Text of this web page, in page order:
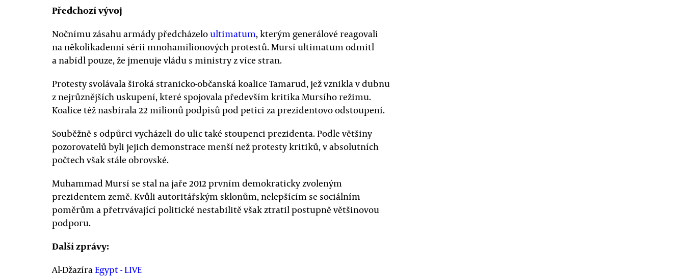
Předchozí vývoj
Nočnímu zásahu armády předcházeloultimatum, kterým generálové reagovali
na několikadenní sérii mnohamilionových protestů. Mursí ultimatum odmítl
a nabídl pouze, že jmenuje vládu s ministry z více stran.
Protesty svolávala široká stranicko-občanská koalice Tamarud, jež vznikla v dubnu
z nejrůznějších uskupení, které spojovala především kritika Mursího režimu.
Koalice též nasbírala 22 milionů podpisů pod petici za prezidentovo odstoupení.
Souběžně s odpůrci vycházeli do ulic také stoupenci prezidenta. Podle většiny
pozorovatelů byli jejich demonstrace menší než protesty kritiků, v absolutních
počtech však stále obrovské.
Muhammad Mursí se stal na jaře 2012 prvním demokraticky zvoleným
prezidentem země. Kvůli autoritářským sklonům, nelepšícím se sociálním
poměrům a přetrvávající politické nestabilitě však ztratil postupně většinovou
podporu.
Další zprávy:
Al-DžazíraEgypt - LIVE